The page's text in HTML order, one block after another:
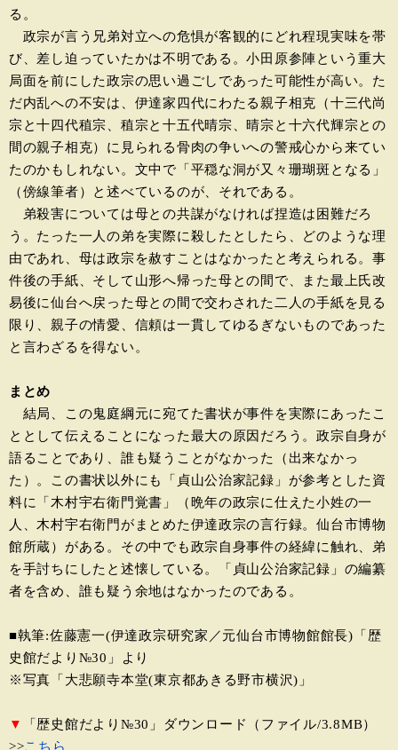
る。
政宗が言う兄弟対立への危惧が客観的にどれ程現実味を帯
び、差し迫っていたかは不明である。小田原参陣という重大
局面を前にした政宗の思い過ごしであった可能性が高い。た
だ内乱への不安は、伊達家四代にわたる親子相克（十三代尚
宗と十四代稙宗、稙宗と十五代晴宗、晴宗と十六代輝宗との
間の親子相克）に見られる骨肉の争いへの警戒心から来てい
たのかもしれない。文中で「平穏な洞が又々珊瑚斑となる」
（傍線筆者）と述べているのが、それである。
弟殺害については母との共謀がなければ捏造は困難だろ
う。たった一人の弟を実際に殺したとしたら、どのような理
由であれ、母は政宗を赦すことはなかったと考えられる。事
件後の手紙、そして山形へ帰った母との間で、また最上氏改
易後に仙台へ戻った母との間で交わされた二人の手紙を見る
限り、親子の情愛、信頼は一貫してゆるぎないものであった
と言わざるを得ない。
まとめ
結局、この鬼庭綱元に宛てた書状が事件を実際にあったこ
ととして伝えることになった最大の原因だろう。政宗自身が
語ることであり、誰も疑うことがなかった（出来なかっ
た）。この書状以外にも「貞山公治家記録」が参考とした資
料に「木村宇右衛門覚書」（晩年の政宗に仕えた小姓の一
人、木村宇右衛門がまとめた伊達政宗の言行録。仙台市博物
館所蔵）がある。その中でも政宗自身事件の経緯に触れ、弟
を手討ちにしたと述懐している。「貞山公治家記録」の編纂
者を含め、誰も疑う余地はなかったのである。
■執筆:佐藤憲一(伊達政宗研究家／元仙台市博物館館長)「歴
史館だより№30」より
※写真「大悲願寺本堂(東京都あきる野市横沢)」
▼
「歴史館だより№30」ダウンロード（ファイル/3.8MB）
>>こちら